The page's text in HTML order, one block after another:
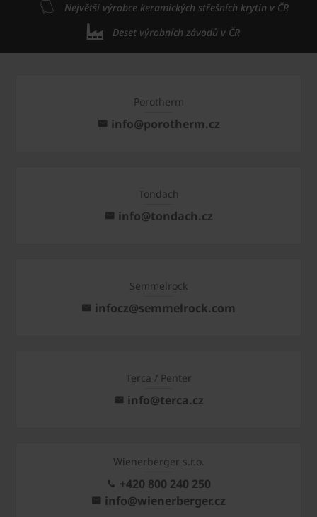
Největší výrobce keramických střešních krytin v ČR
Deset výrobních závodů v ČR
Porotherm
info@porotherm.cz
Tondach
info@tondach.cz
Semmelrock
infocz@semmelrock.com
Terca / Penter
info@terca.cz
Wienerberger s.r.o.
+420 800 240 250
info@wienerberger.cz